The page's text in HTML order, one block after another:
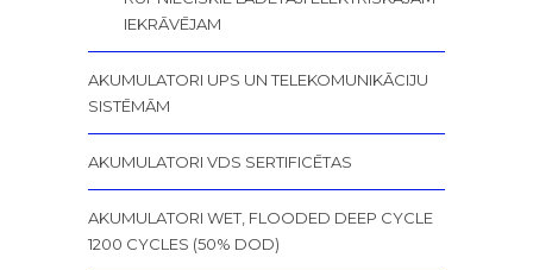
IEKRĀVĒJAM
AKUMULATORI UPS UN TELEKOMUNIKĀCIJU
SISTĒMĀM
AKUMULATORI VDS SERTIFICĒTAS
AKUMULATORI WET, FLOODED DEEP CYCLE
1200 CYCLES (50% DOD)